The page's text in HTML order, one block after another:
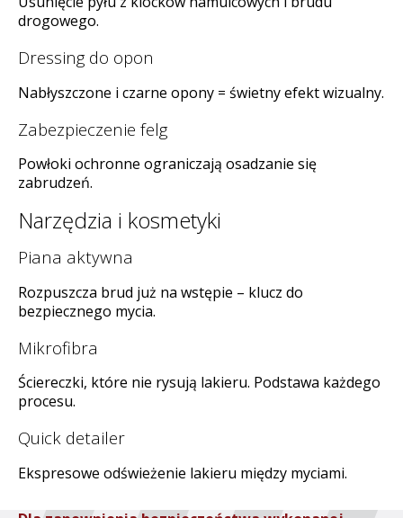
drogowego.
Dressing do opon
Nabłyszczone i czarne opony = świetny efekt wizualny.
Zabezpieczenie felg
Powłoki ochronne ograniczają osadzanie się
zabrudzeń.
Narzędzia i kosmetyki
Piana aktywna
Rozpuszcza brud już na wstępie – klucz do
bezpiecznego mycia.
Mikrofibra
Ściereczki, które nie rysują lakieru. Podstawa każdego
procesu.
Quick detailer
Ekspresowe odświeżenie lakieru między myciami.